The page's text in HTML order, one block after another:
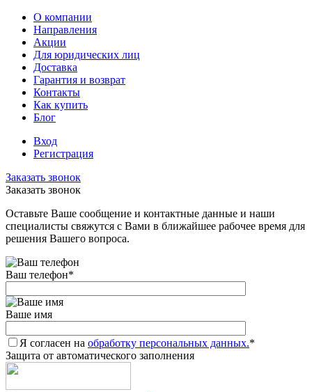
О компании
Направления
Акции
Для юридических лиц
Доставка
Гарантия и возврат
Контакты
Как купить
Блог
Вход
Регистрация
Заказать звонок
Заказать звонок
Оставьте Ваше сообщение и контактные данные и наши
специалисты свяжутся с Вами в ближайшее рабочее время для
решения Вашего вопроса.
Ваш телефон*
Ваше имя
Я согласен на обработку персональных данных.*
Защита от автоматического заполнения